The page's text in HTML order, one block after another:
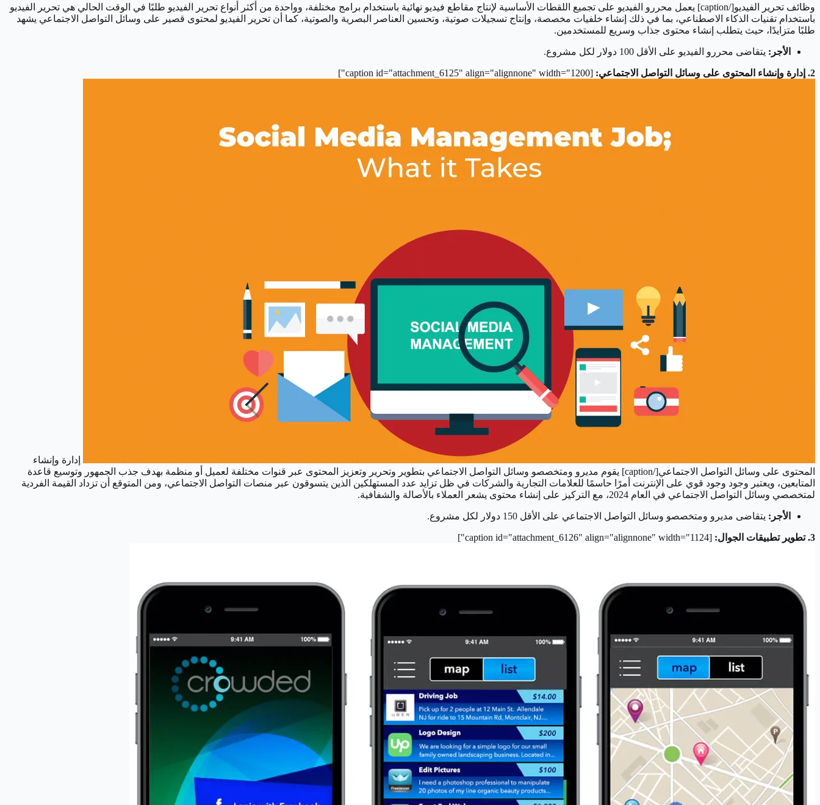
وظائف تحرير الفيديو[/caption] يعمل محررو الفيديو على تجميع اللقطات الأساسية لإنتاج مقاطع فيديو نهائية باستخدام برامج مختلفة، وواحدة من أكثر أنواع تحرير الفيديو طلبًا في الوقت الحالي هي تحرير الفيديو
باستخدام تقنيات الذكاء الاصطناعي، بما في ذلك إنشاء خلفيات مخصصة، وإنتاج تسجيلات صوتية، وتحسين العناصر البصرية والصوتية، كما أن تحرير الفيديو لمحتوى قصير على وسائل التواصل الاجتماعي يشهد
طلبًا متزايدًا، حيث يتطلب إنشاء محتوى جذاب وسريع للمستخدمين.
الأجر: يتقاضى محررو الفيديو على الأقل 100 دولار لكل مشروع.
2. إدارة وإنشاء المحتوى على وسائل التواصل الاجتماعي: [caption id="attachment_6125" align="alignnone" width="1200"]
إدارة وإنشاء
المحتوى على وسائل التواصل الاجتماعي[/caption] يقوم مديرو ومتخصصو وسائل التواصل الاجتماعي بتطوير وتحرير وتعزيز المحتوى عبر قنوات مختلفة لعميل أو منظمة بهدف جذب الجمهور وتوسيع قاعدة
المتابعين، ويعتبر وجود وجود قوي على الإنترنت أمرًا حاسمًا للعلامات التجارية والشركات في ظل تزايد عدد المستهلكين الذين يتسوقون عبر منصات التواصل الاجتماعي، ومن المتوقع أن تزداد القيمة الفردية
لمتخصصي وسائل التواصل الاجتماعي في العام 2024، مع التركيز على إنشاء محتوى يشعر العملاء بالأصالة والشفافية.
الأجر: يتقاضى مديرو ومتخصصو وسائل التواصل الاجتماعي على الأقل 150 دولار لكل مشروع.
3. تطوير تطبيقات الجوال: [caption id="attachment_6126" align="alignnone" width="1124"]